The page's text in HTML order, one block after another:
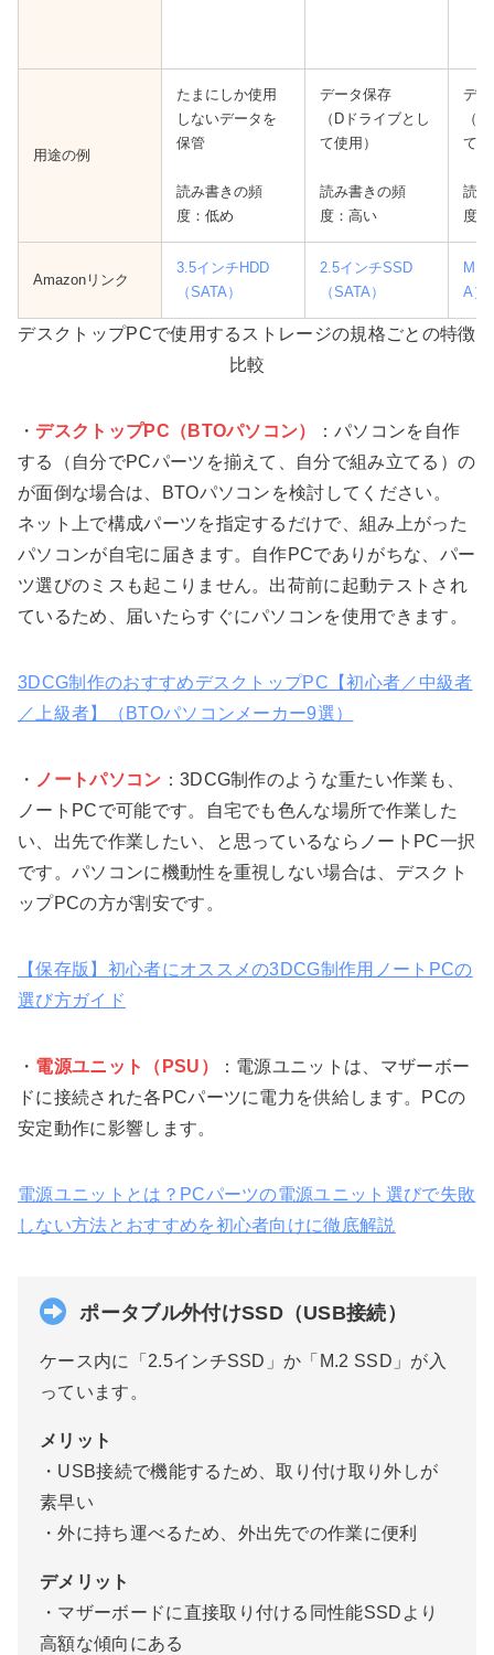
用途の例
たまにしか使用
しないデータを
保管
読み書きの頻
度：低め
データ保存
（Dドライブとし
て使用）
読み書きの頻
度：高い
デ
（
て
読
度
Amazonリンク
3.5インチHDD
（SATA）
2.5インチSSD
（SATA）
M.2
A）
デスクトップPCで使用するストレージの規格ごとの特徴
比較
・ デスクトップPC（BTOパソコン）
：パソコンを自作
する（自分でPCパーツを揃えて、自分で組み立てる）の
が面倒な場合は、BTOパソコンを検討してください。
ネット上で構成パーツを指定するだけで、組み上がった
パソコンが自宅に届きます。自作PCでありがちな、パー
ツ選びのミスも起こりません。出荷前に起動テストされ
ているため、届いたらすぐにパソコンを使用できます。
3DCG制作のおすすめデスクトップPC【初心者／中級者
／上級者】（BTOパソコンメーカー9選）
・ ノートパソコン ：3DCG制作のような重たい作業も、
ノートPCで可能です。自宅でも色んな場所で作業した
い、出先で作業したい、と思っているならノートPC一択
です。パソコンに機動性を重視しない場合は、デスクト
ップPCの方が割安です。
【保存版】初心者にオススメの3DCG制作用ノートPCの
選び方ガイド
・ 電源ユニット（PSU）
：電源ユニットは、マザーボー
ドに接続された各PCパーツに電力を供給します。PCの
安定動作に影響します。
電源ユニットとは？PCパーツの電源ユニット選びで失敗
しない方法とおすすめを初心者向けに徹底解説
ポータブル外付けSSD（USB接続）
ケース内に「2.5インチSSD」か「M.2 SSD」が入
っています。
メリット
・USB接続で機能するため、取り付け取り外しが
素早い
・外に持ち運べるため、外出先での作業に便利
デメリット
・マザーボードに直接取り付ける同性能SSDより
高額な傾向にある